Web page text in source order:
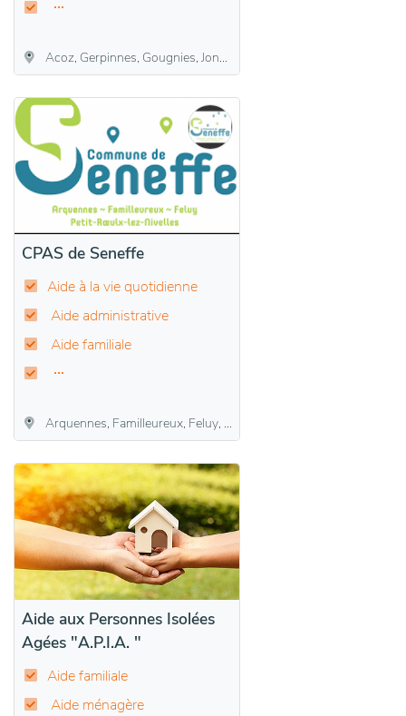
Acoz, Gerpinnes, Gougnies, Joncret, Loverval, Villers-Poterie
CPAS de Seneffe
Aide à la vie quotidienne
Aide administrative
Aide familiale
Arquennes, Familleureux, Feluy, Petit-Roeulx-lez-Nivelles, Seneffe
Aide aux Personnes Isolées
Agées "A.P.I.A. "
Aide familiale
Aide ménagère